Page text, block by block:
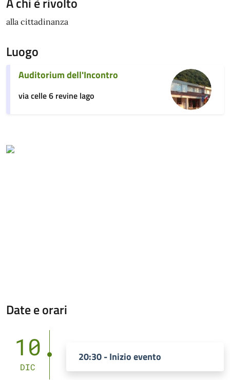
alla cittadinanza
Luogo
Auditorium dell'Incontro
via celle 6 revine lago
Date e orari
10
DIC
20:30 - Inizio evento